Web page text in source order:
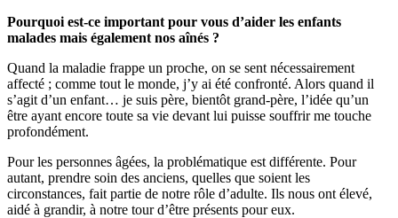
Pourquoi est-ce important pour vous d’aider les enfants
malades mais également nos aînés ?
Quand la maladie frappe un proche, on se sent nécessairement
affecté ; comme tout le monde, j’y ai été confronté. Alors quand il
s’agit d’un enfant… je suis père, bientôt grand-père, l’idée qu’un
être ayant encore toute sa vie devant lui puisse souffrir me touche
profondément.
Pour les personnes âgées, la problématique est différente. Pour
autant, prendre soin des anciens, quelles que soient les
circonstances, fait partie de notre rôle d’adulte. Ils nous ont élevé,
aidé à grandir, à notre tour d’être présents pour eux.